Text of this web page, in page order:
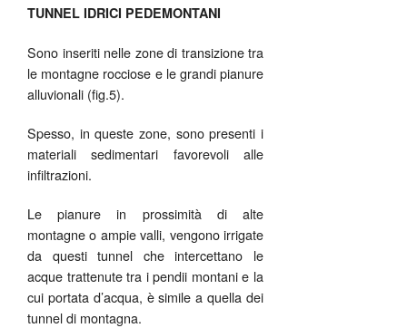
TUNNEL IDRICI PEDEMONTANI
Sono inseriti nelle zone di transizione tra
le montagne rocciose e le grandi pianure
alluvionali (fig.5).
Spesso, in queste zone, sono presenti i
materiali sedimentari favorevoli alle
infiltrazioni.
Le pianure in prossimità di alte
montagne o ampie valli, vengono irrigate
da questi tunnel che intercettano le
acque trattenute tra i pendii montani e la
cui portata d’acqua, è simile a quella dei
tunnel di montagna.